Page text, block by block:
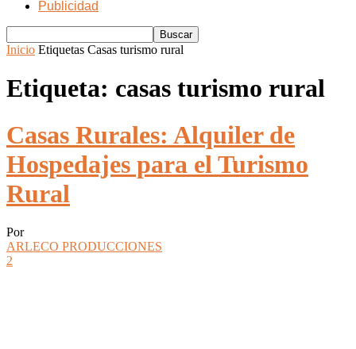
Publicidad
Inicio Etiquetas Casas turismo rural
Etiqueta: casas turismo rural
Casas Rurales: Alquiler de
Hospedajes para el Turismo
Rural
Por
ARLECO PRODUCCIONES
2